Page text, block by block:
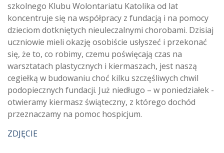
szkolnego Klubu Wolontariatu Katolika od lat
koncentruje się na współpracy z fundacją i na pomocy
dzieciom dotkniętych nieuleczalnymi chorobami. Dzisiaj
uczniowie mieli okazję osobiście usłyszeć i przekonać
się, że to, co robimy, czemu poświęcają czas na
warsztatach plastycznych i kiermaszach, jest naszą
cegiełką w budowaniu choć kilku szczęśliwych chwil
podopiecznych fundacji. Już niedługo – w poniedziałek -
otwieramy kiermasz świąteczny, z którego dochód
przeznaczamy na pomoc hospicjum.
ZDJĘCIE